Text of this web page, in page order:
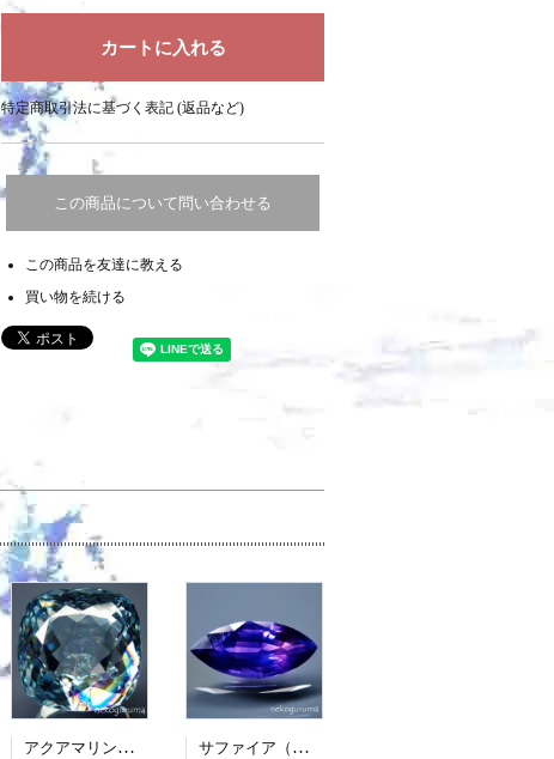
特定商取引法に基づく表記 (返品など)
この商品について問い合わせる
この商品を友達に教える
買い物を続ける
アクアマリン（光彩効果）：15.893ct（中央宝石研究所鑑別書付属） サファイア（パーティカラード）：2.136ct（非加熱：中宝研鑑別書付属）